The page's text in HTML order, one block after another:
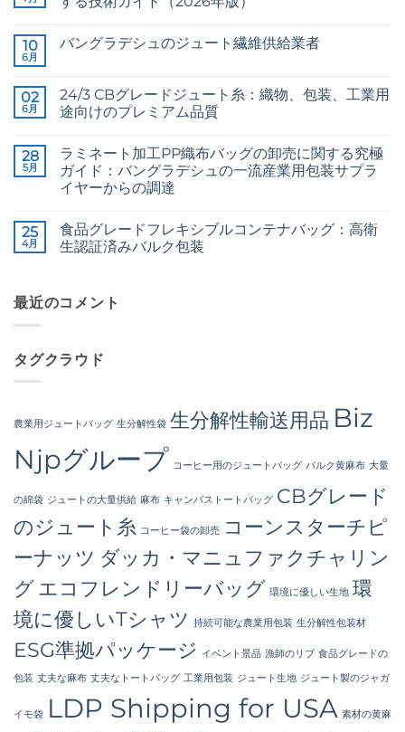
Jute
2026
Guide
to
36/4
Configurations
へ
の
ン
だ
あ
り
ん
10
6月
バングラデシュのジュート繊維供給業者
Fibre
Supplier
Bangladesh
へ
ト
は
ま
り
ま
せ
ん
02
6月
24/3 CBグレードジュート糸：織物、包装、工業用
途向けのプレミアム品質
Grade
Jute
Yarn:
Premium
Weaving,
Packaging
and
ン
ト
は
ま
り
ま
せ
28
5月
ラミネート加工PP織布バッグの卸売に関する究極
ガイド：バングラデシュの一流産業用包装サプラ
イヤーからの調達
Guide
to
Laminated
Wholesale:
Sourcing
Industrial
Packaging
の
ン
ト
は
り
25
4月
食品グレードフレキシブルコンテナバッグ：高衛
生認証済みバルク包装
Bag:
Certified
Packaging
へ
ト
り
最近のコメント
タグクラウド
農業用ジュートバッグ 生分解性袋 生分解性輸送用品 Biz
Njpグループ コーヒー用のジュートバッグ バルク黄麻布 大量
の綿袋 ジュートの大量供給 麻布 キャンバストートバッグ CBグレード
のジュート糸 コーヒー袋の卸売 コーンスターチピ
ーナッツ ダッカ・マニュファクチャリン
グエコフレンドリーバッグ 環境に優しい生地 環
境に優しいTシャツ 持続可能な農業用包装 生分解性包装材
ESG準拠パッケージ イベント景品 漁師のリブ 食品グレードの
包装 丈夫な麻布 丈夫なトートバッグ 工業用包装 ジュート生地 ジュート製のジャガ
イモ袋 LDP Shipping for USA 素材の黄麻